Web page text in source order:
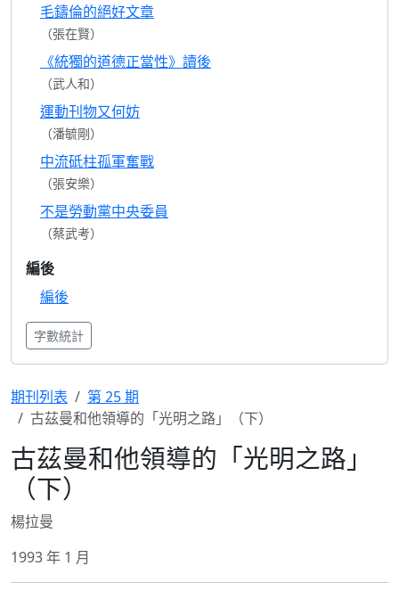
毛鑄倫的絕好文章
（張在賢）
《統獨的道德正當性》讀後
（武人和）
運動刊物又何妨
（潘毓剛）
中流砥柱孤軍奮戰
（張安樂）
不是勞動黨中央委員
（蔡武考）
編後
編後
字數統計
期刊列表
第 25 期
古茲曼和他領導的「光明之路」（下）
古茲曼和他領導的「光明之路」
（下）
楊拉曼
1993 年 1 月